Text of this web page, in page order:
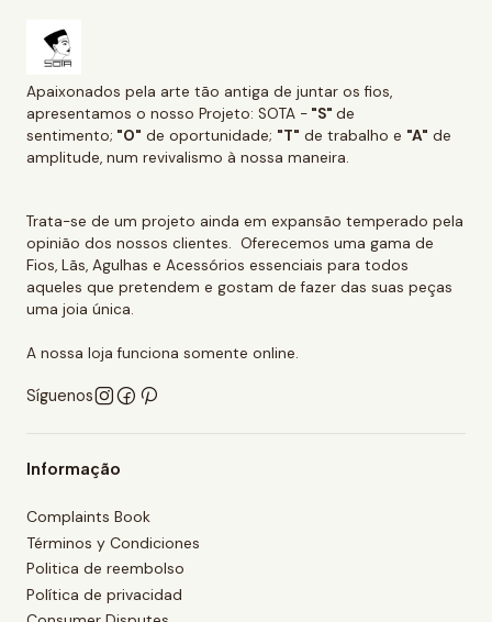
Apaixonados pela arte tão antiga de juntar os fios,
apresentamos o nosso Projeto: SOTA - "S" de
sentimento; "O" de oportunidade; "T" de trabalho e "A" de
amplitude, num revivalismo à nossa maneira.
Trata-se de um projeto ainda em expansão temperado pela
opinião dos nossos clientes. Oferecemos uma gama de
Fios, Lãs, Agulhas e Acessórios essenciais para todos
aqueles que pretendem e gostam de fazer das suas peças
uma joia única.
A nossa loja funciona somente online.
Síguenos
Informação
Complaints Book
Términos y Condiciones
Politica de reembolso
Política de privacidad